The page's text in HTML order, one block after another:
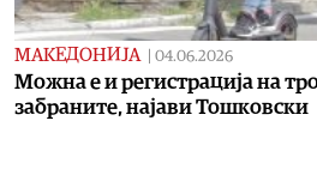
МАКЕДОНИЈА | 04.06.2026
Можна е и регистрација на
забраните, најави Тошковски